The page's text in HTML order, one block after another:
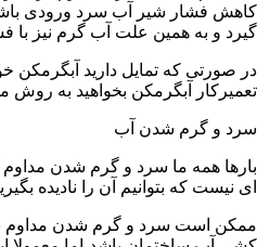
کاهش فشار شیر آب سرد ورودی
گیرد و به همین علت آب گرم نیز
در صورتی که تمایل دارید آبگرمکن
تعمیرکار آبگرمکن بخواهید به
سرد و گرم شدن آب
بارها همه ما سرد و گرم شدن مداوم
ای نیست که بتوانیم آن را نادیده
ممکن است سرد و گرم شدن مداوم